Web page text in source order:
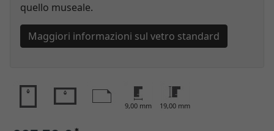
quello museale.
Maggiori informazioni sul vetro standard
9,00 mm 19,00 mm